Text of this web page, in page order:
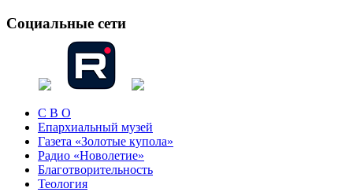
Социальные сети
С В О
Епархиальный музей
Газета «Золотые купола»
Радио «Новолетие»
Благотворительность
Теология